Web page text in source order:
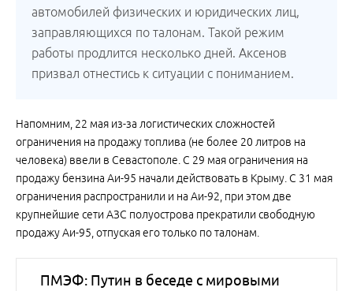
автомобилей физических и юридических лиц,
заправляющихся по талонам. Такой режим
работы продлится несколько дней. Аксенов
призвал отнестись к ситуации с пониманием.
Напомним, 22 мая из-за логистических сложностей
ограничения на продажу топлива (не более 20 литров на
человека) ввели в Севастополе. С 29 мая ограничения на
продажу бензина Аи-95 начали действовать в Крыму. С 31 мая
ограничения распространили и на Аи-92, при этом две
крупнейшие сети АЗС полуострова прекратили свободную
продажу Аи-95, отпуская его только по талонам.
ПМЭФ: Путин в беседе с мировыми